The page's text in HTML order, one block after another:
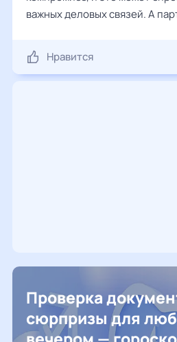
важных деловых связей. А
Нравится
Проверка
сюрпризы для